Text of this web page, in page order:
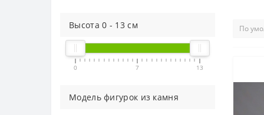
Высота0 - 13см
0 7 13
Модель фигурок из камня